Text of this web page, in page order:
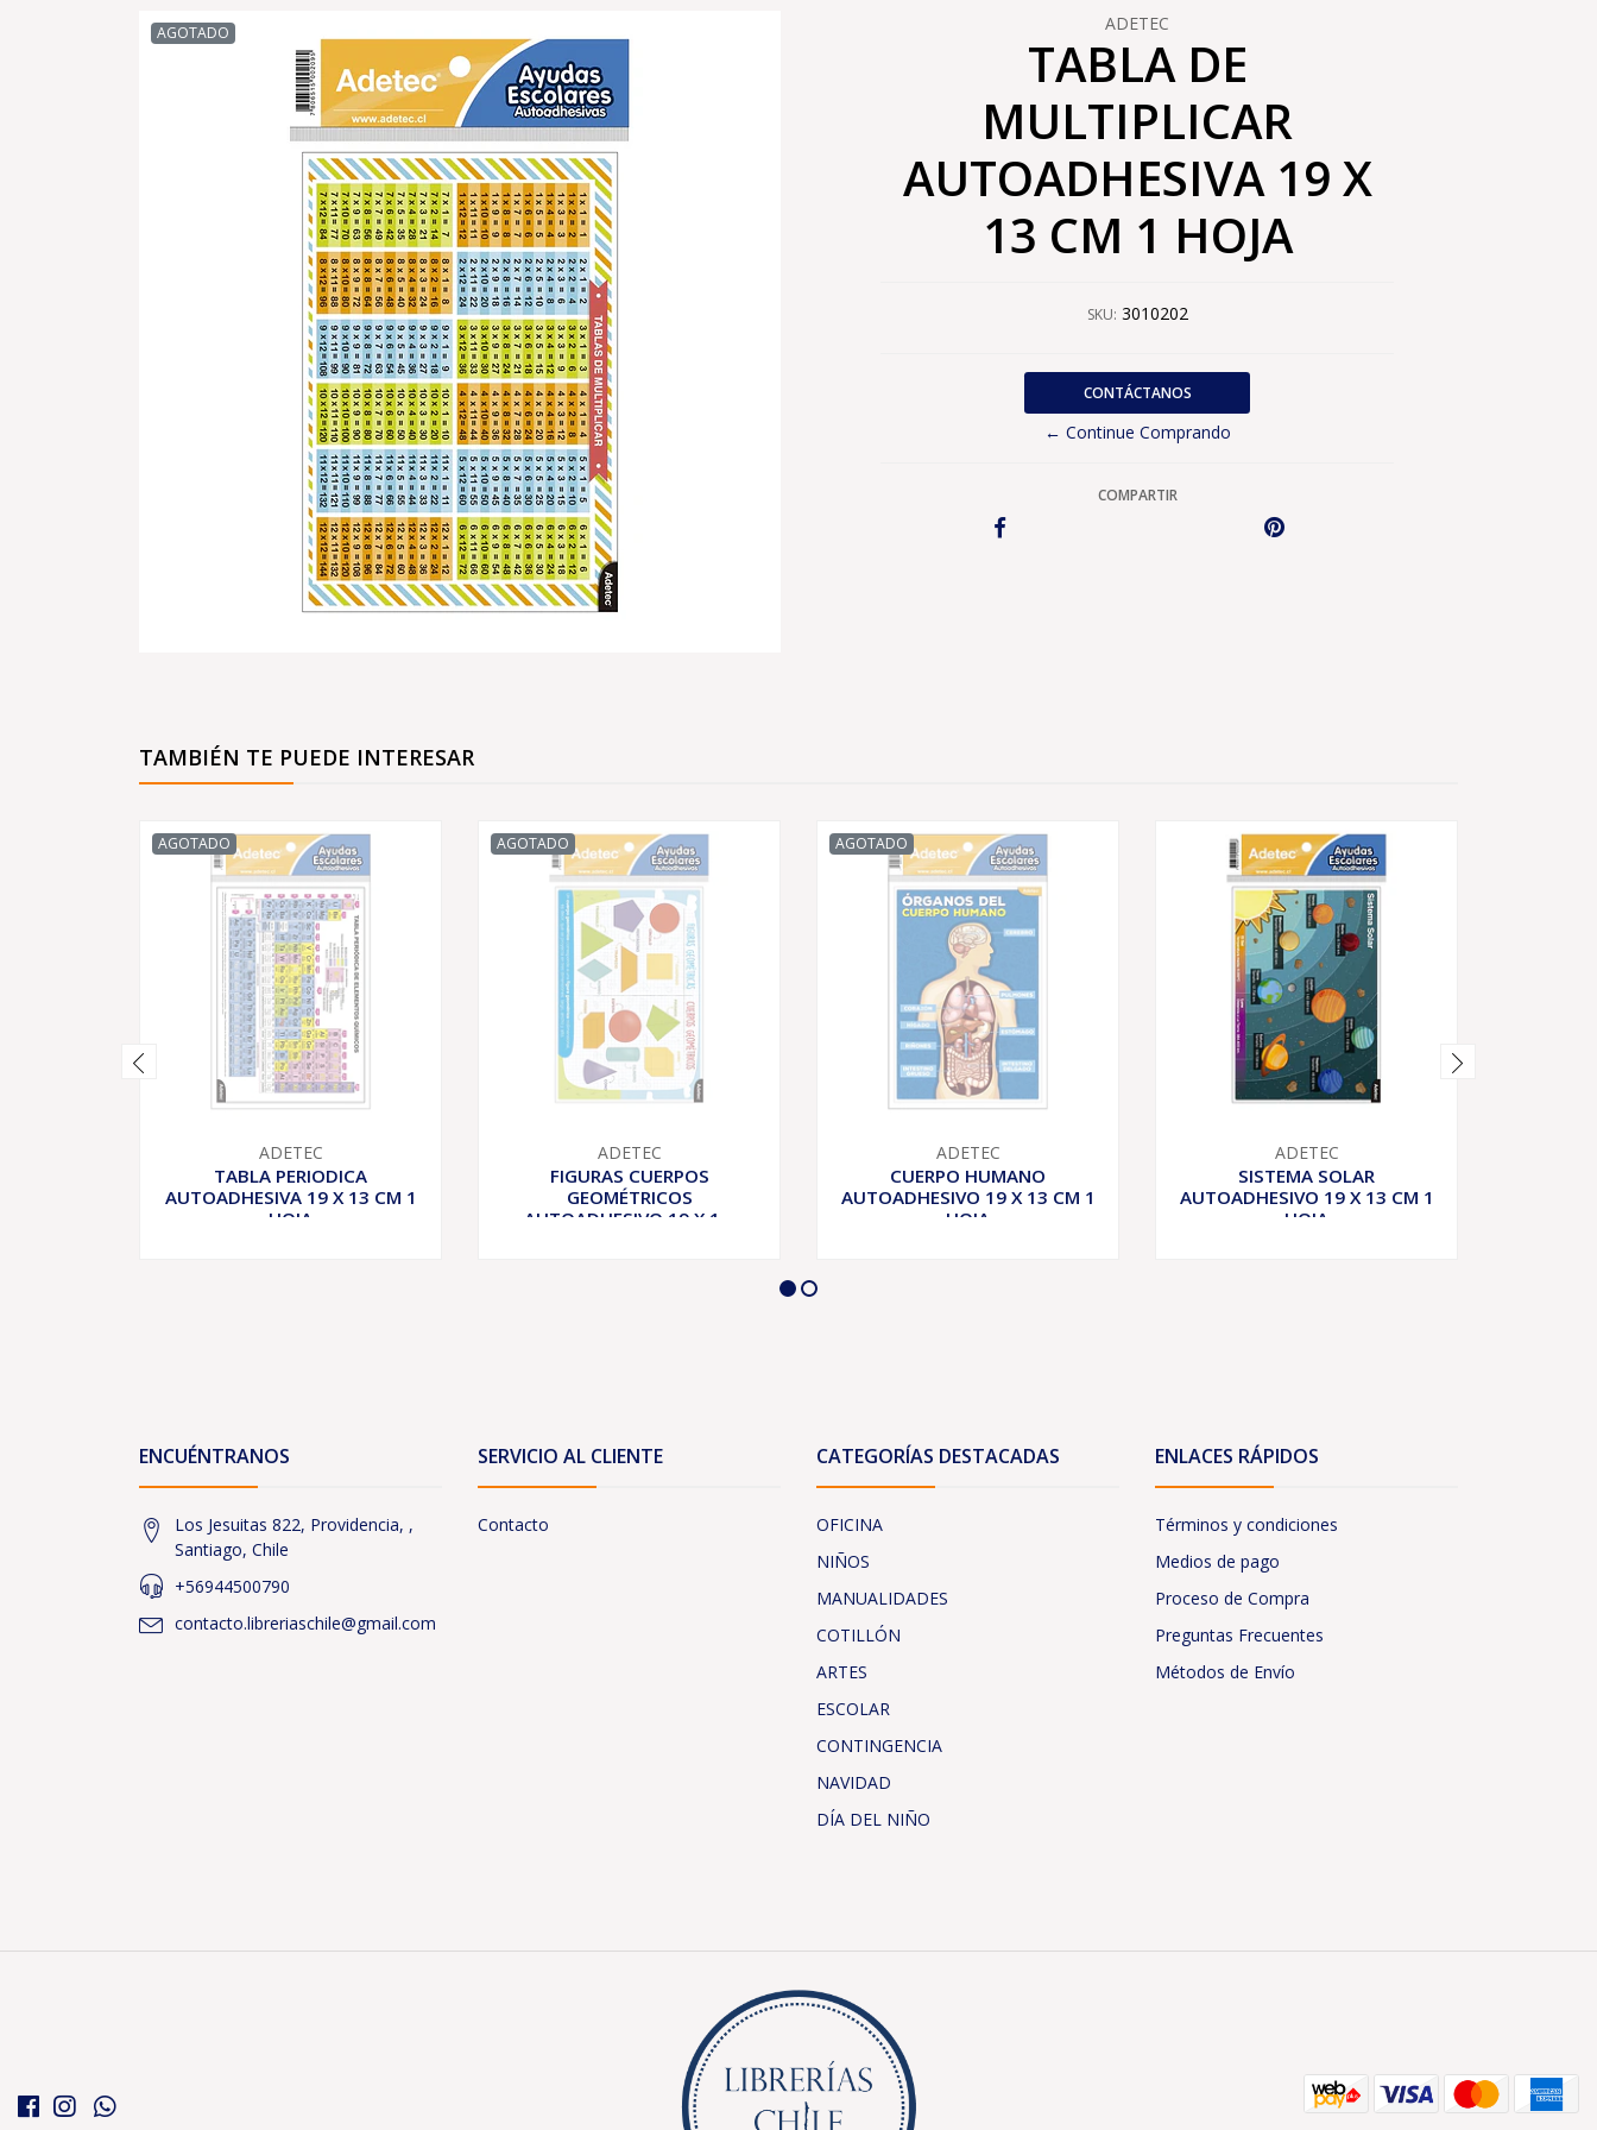
AGOTADO ADETEC
TABLA DE
MULTIPLICAR
AUTOADHESIVA 19 X
13 CM 1 HOJA
SKU: 3010202
CONTÁCTANOS
← Continue Comprando
COMPARTIR
TAMBIÉN TE PUEDE INTERESAR
AGOTADO
ADETEC
TABLA PERIODICA
AUTOADHESIVA 19 X 13 CM 1
HOJA
AGOTADO
ADETEC
FIGURAS CUERPOS
GEOMÉTRICOS
AUTOADHESIVO 19 X 1...
AGOTADO
ADETEC
CUERPO HUMANO
AUTOADHESIVO 19 X 13 CM 1
HOJA
ADETEC
SISTEMA SOLAR
AUTOADHESIVO 19 X 13 CM 1
HOJA
ENCUÉNTRANOS
Los Jesuitas 822, Providencia, ,
Santiago, Chile
+56944500790
contacto.libreriaschile@gmail.com
SERVICIO AL CLIENTE
Contacto
CATEGORÍAS DESTACADAS
OFICINA
NIÑOS
MANUALIDADES
COTILLÓN
ARTES
ESCOLAR
CONTINGENCIA
NAVIDAD
DÍA DEL NIÑO
ENLACES RÁPIDOS
Términos y condiciones
Medios de pago
Proceso de Compra
Preguntas Frecuentes
Métodos de Envío